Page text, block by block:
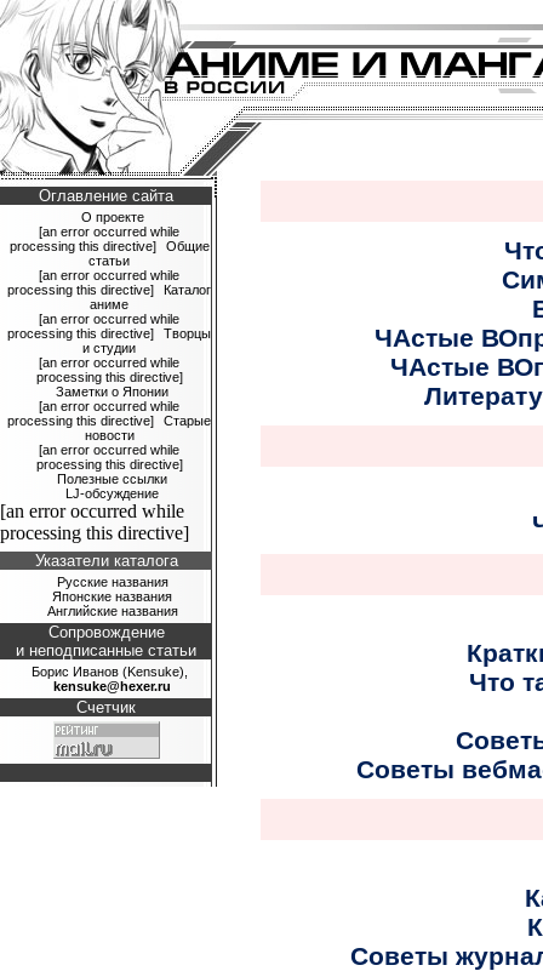
Оглавление сайта
О проекте
[an error occurred while
processing this directive]
Общие
статьи
[an error occurred while
processing this directive]
Каталог
аниме
[an error occurred while
processing this directive]
Творцы
и студии
[an error occurred while
processing this directive]
Заметки о Японии
[an error occurred while
processing this directive]
Старые
новости
[an error occurred while
processing this directive]
Полезные ссылки
LJ-обсуждение
[an error occurred while
processing this directive]
Указатели каталога
Русские названия
Японские названия
Английские названия
Сопровождение
и неподписанные статьи
Борис Иванов (Kensuke),
kensuke@hexer.ru
Счетчик
ЧАстые
ЧАстые
Что
Советы
Советы